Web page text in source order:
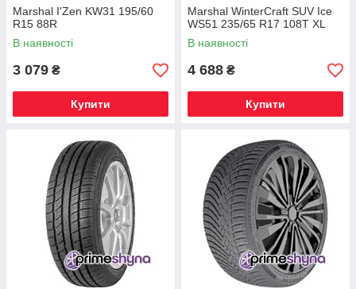
Marshal I'Zen KW31 195/60
R15 88R
В наявності
3 079 ₴
Купити
Marshal WinterCraft SUV Ice
WS51 235/65 R17 108T XL
В наявності
4 688 ₴
Купити